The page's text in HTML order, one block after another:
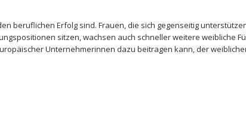
beruflichen Erfolg sind. Frauen, die sich gegenseitig
sitzen, wachsen auch schneller weitere weibliche
Unternehmerinnen dazu beitragen kann, der